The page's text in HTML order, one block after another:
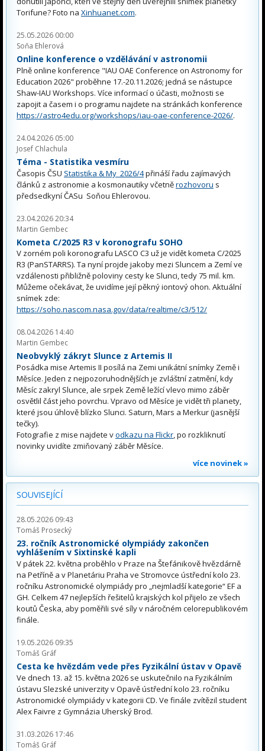
Torifune? Foto na Xinhuanet.com.
25.05.2026 00:00
Soňa Ehlerová
Online konference o vzdělávání v astronomii
Plně online konference "IAU OAE Conference on Astronomy for
Education 2026" proběhne 17.-20.11.2026; jedná se nástupce
Shaw-IAU Workshops. Více informací o účasti, možnosti se
zapojit a časem i o programu najdete na stránkách konference
https://astro4edu.org/workshops/iau-oae-conference-2026/.
24.04.2026 05:00
Josef Chlachula
Téma - Statistika vesmíru
Časopis ČSU Statistika & My 2026/4přináší řadu zajímavých
článků z astronomie a kosmonautiky včetněrozhovoru s
předsedkyní ČASu Soňou Ehlerovou.
23.04.2026 20:34
Martin Gembec
Kometa C/2025 R3 v koronografu SOHO
V zorném poli koronografu LASCO C3 už je vidět kometa C/2025
R3 (PanSTARRS). Ta nyní projde jakoby mezi Sluncem a Zemí ve
vzdálenosti přibližně poloviny cesty ke Slunci, tedy 75 mil. km.
Můžeme očekávat, že uvidíme její pěkný iontový ohon. Aktuální
snímek zde:
https://soho.nascom.nasa.gov/data/realtime/c3/512/
08.04.2026 14:40
Martin Gembec
Neobvyklý zákryt Slunce z Artemis II
Posádka mise Artemis II posílá na Zemi unikátní snímky Země i
Měsíce. Jeden z nejpozoruhodnějších je zvláštní zatmění, kdy
Měsíc zakryl Slunce, ale srpek Země ležící vlevo mimo záběr
osvětlil část jeho povrchu. Vpravo od Měsíce je vidět tři planety,
které jsou úhlově blízko Slunci. Saturn, Mars a Merkur (jasnější
tečky).
Fotografie z mise najdete vodkazu na Flickr, po rozkliknutí
novinky uvidíte zmiňovaný záběr Měsíce.
více novinek »
SOUVISEJÍCÍ
28.05.2026 09:43
Tomáš Prosecký
23. ročník Astronomické olympiády zakončen
vyhlášením v Sixtinské kapli
V pátek 22. května proběhlo v Praze na Štefánikově hvězdárně
na Petříně a v Planetáriu Praha ve Stromovce ústřední kolo 23.
ročníku Astronomické olympiády pro „nejmladší kategorie“ EF a
GH. Celkem 47 nejlepších řešitelů krajských kol přijelo ze všech
koutů Česka, aby poměřili své síly v náročném celorepublikovém
finále.
19.05.2026 09:35
Tomáš Gráf
Cesta ke hvězdám vede přes Fyzikální ústav v Opavě
Ve dnech 13. až 15. května 2026 se uskutečnilo na Fyzikálním
ústavu Slezské univerzity v Opavě ústřední kolo 23. ročníku
Astronomické olympiády v kategorii CD. Ve finále zvítězil student
Alex Faivre z Gymnázia Uherský Brod.
31.03.2026 17:46
Tomáš Gráf